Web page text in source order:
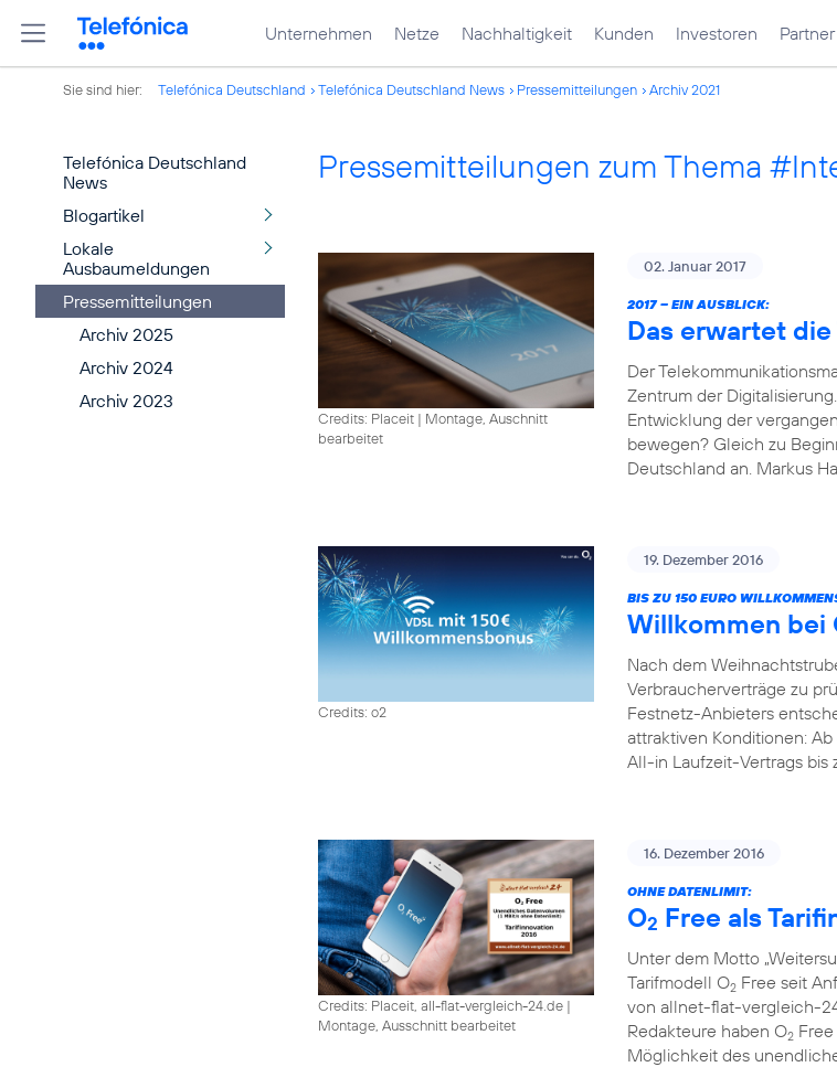
Unternehmen Netze Nachhaltigkeit Kunden Investoren Partner
Sie sind hier: Telefónica Deutschland Telefónica Deutschland News Pressemitteilungen Archiv 2021
Telefónica Deutschland
News
Blogartikel
Lokale
Ausbaumeldungen
Pressemitteilungen
Archiv 2025
Archiv 2024
Archiv 2023
Pressemitteilungen zum Thema
Credits: Placeit | Montage, Auschnitt
bearbeitet
02. Januar 2017
2017 – EIN AUSBLICK:
Das erwartet
Der
Zentrum der
Entwicklung der
bewegen? Gleich zu
Deutschland an. Markus
Credits: o2
19. Dezember 2016
BIS ZU 150 EURO
Willkommen bei
Nach dem
Verbraucherverträge zu
Festnetz-Anbieters
attraktiven Konditionen:
All-in Laufzeit-Vertrags bis
Credits: Placeit, all-flat-vergleich-24.de |
Montage, Ausschnitt bearbeitet
16. Dezember 2016
OHNE DATENLIMIT:
O2 Free als
Unter dem Motto
Tarifmodell O2 Free seit
von allnet-flat-vergleich-
Redakteure haben O2
Möglichkeit des